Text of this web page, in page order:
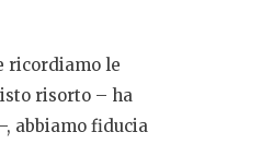
ricordiamo le
risorto – ha
abbiamo fiducia